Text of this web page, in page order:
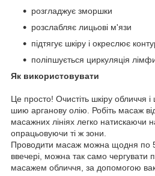
розгладжує зморшки
розслабляє лицьові м'язи
підтягує шкіру і окреслює
поліпшується циркуляція
Як використовувати
Це просто! Очистіть шкіру обличчя і
шию арганову олію. Робіть масаж
масажних лініях легко натискаючи
опрацьовуючи ті ж зони.
Проводити масаж можна щодня по
ввечері, можна так само чергувати
масажем обличчя, за допомогою